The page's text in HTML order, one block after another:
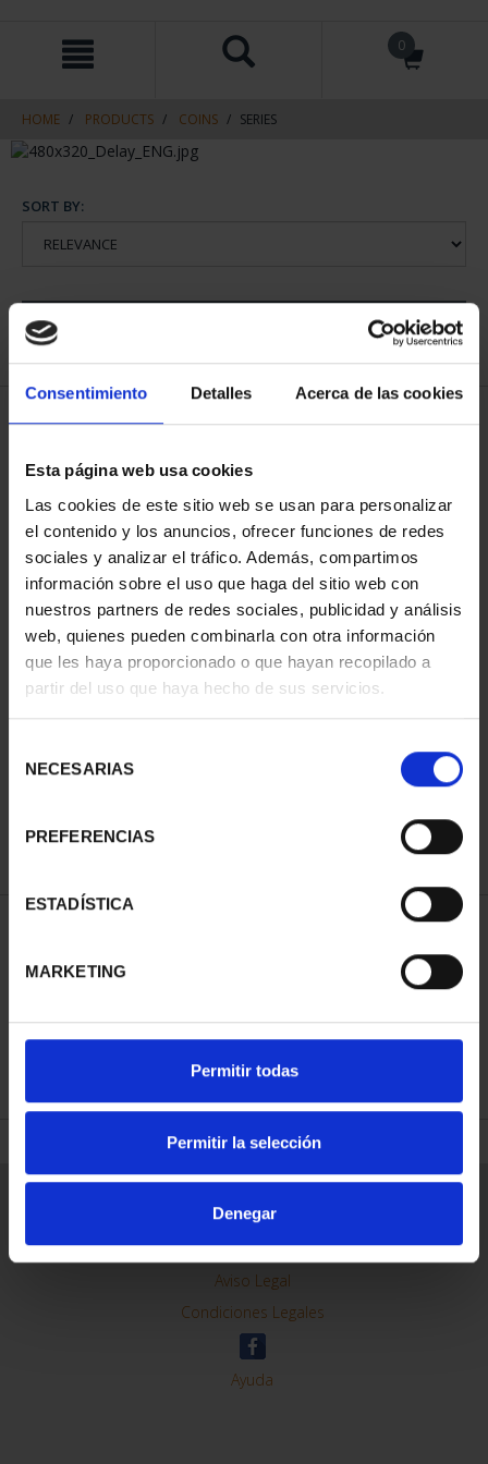
Consentimiento Detalles Acerca de las cookies
Esta página web usa cookies
Las cookies de este sitio web se usan para personalizar
el contenido y los anuncios, ofrecer funciones de redes
sociales y analizar el tráfico. Además, compartimos
información sobre el uso que haga del sitio web con
nuestros partners de redes sociales, publicidad y análisis
web, quienes pueden combinarla con otra información
que les haya proporcionado o que hayan recopilado a
partir del uso que haya hecho de sus servicios.
NECESARIAS
PREFERENCIAS
ESTADÍSTICA
MARKETING
Permitir todas
Permitir la selección
Denegar
navigation
0
HOME PRODUCTS COINS SERIES
SORT BY:
1 Products found
€73.00
REFINE
Contacto
Preguntas Frequentes (FAQs)
Aviso Legal
Condiciones Legales
Ayuda